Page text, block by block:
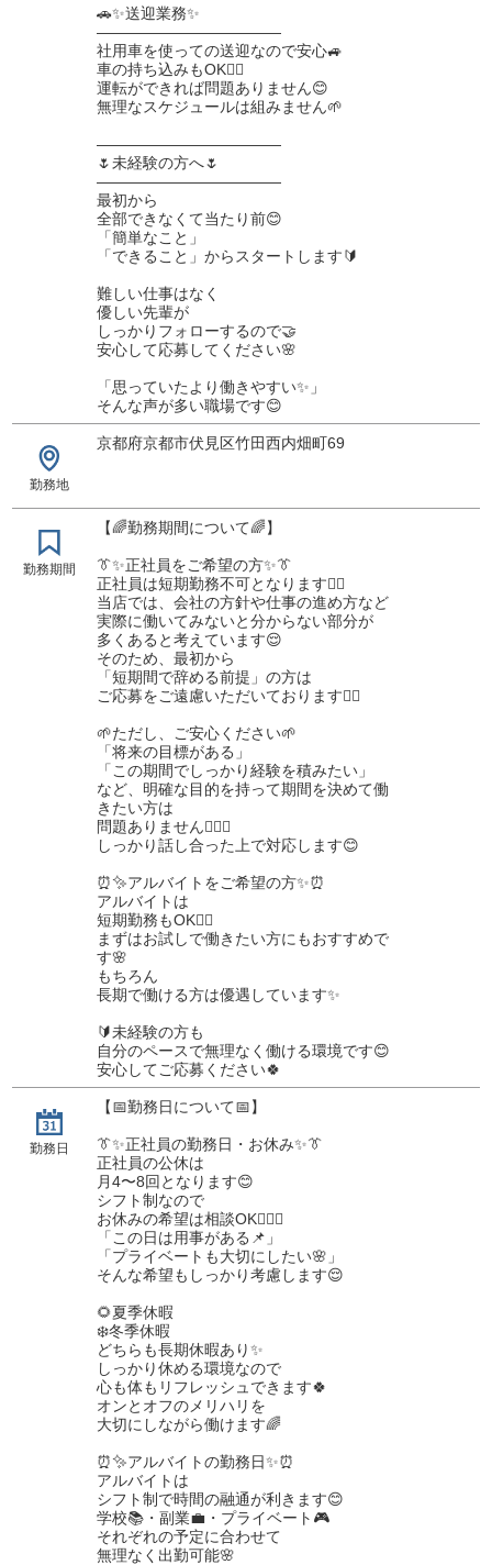
🚗✨送迎業務✨
――――――――――――
社用車を使っての送迎なので安心🚙
車の持ち込みもOK🙆‍♂️
運転ができれば問題ありません😊
無理なスケジュールは組みません🌱
――――――――――――
🌷未経験の方へ🌷
――――――――――――
最初から
全部できなくて当たり前😊
「簡単なこと」
「できること」からスタートします🔰
難しい仕事はなく
優しい先輩が
しっかりフォローするので🤝
安心して応募してください🌸
「思っていたより働きやすい✨」
そんな声が多い職場です😊
勤務地
京都府京都市伏見区竹田西内畑町69
勤務期間
【🌈勤務期間について🌈】
👔✨正社員をご希望の方✨👔
正社員は短期勤務不可となります🙇‍♂️
当店では、会社の方針や仕事の進め方など
実際に働いてみないと分からない部分が
多くあると考えています😌
そのため、最初から
「短期間で辞める前提」の方は
ご応募をご遠慮いただいております🙅‍♂️
🌱ただし、ご安心ください🌱
「将来の目標がある」
「この期間でしっかり経験を積みたい」
など、明確な目的を持って期間を決めて働
きたい方は
問題ありません🙆‍♂️✨
しっかり話し合った上で対応します😊
⏰✨アルバイトをご希望の方✨⏰
アルバイトは
短期勤務もOK🙆‍♂️
まずはお試しで働きたい方にもおすすめで
す🌸
もちろん
長期で働ける方は優遇しています✨
🔰未経験の方も
自分のペースで無理なく働ける環境です😊
安心してご応募ください🍀
勤務日
【📅勤務日について📅】
👔✨正社員の勤務日・お休み✨👔
正社員の公休は
月4〜8回となります😊
シフト制なので
お休みの希望は相談OK🙆‍♂️✨
「この日は用事がある📌」
「プライベートも大切にしたい🌸」
そんな希望もしっかり考慮します😌
🌻夏季休暇
❄️冬季休暇
どちらも長期休暇あり✨
しっかり休める環境なので
心も体もリフレッシュできます🍀
オンとオフのメリハリを
大切にしながら働けます🌈
⏰✨アルバイトの勤務日✨⏰
アルバイトは
シフト制で時間の融通が利きます😊
学校📚・副業💼・プライベート🎮
それぞれの予定に合わせて
無理なく出勤可能🌸